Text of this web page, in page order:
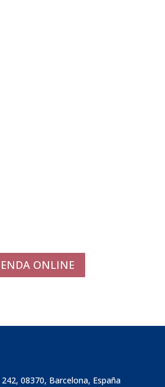
ONLINE
08370, Barcelona, España